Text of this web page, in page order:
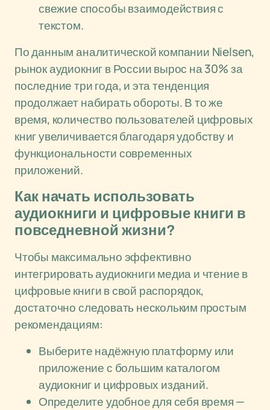
свежие способы взаимодействия с
текстом.
По данным аналитической компании Nielsen,
рынок аудиокниг в России вырос на 30% за
последние три года, и эта тенденция
продолжает набирать обороты. В то же
время, количество пользователей цифровых
книг увеличивается благодаря удобству и
функциональности современных
приложений.
Как начать использовать
аудиокниги и цифровые книги в
повседневной жизни?
Чтобы максимально эффективно
интегрировать аудиокниги медиа и чтение в
цифровые книги в свой распорядок,
достаточно следовать нескольким простым
рекомендациям:
Выберите надёжную платформу или
приложение с большим каталогом
аудиокниг и цифровых изданий.
Определите удобное для себя время —